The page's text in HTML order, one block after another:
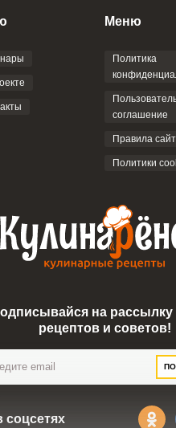
Меню
Политика
соглашение
Правила
Политики
на
рецептов и советов!
соцсетях